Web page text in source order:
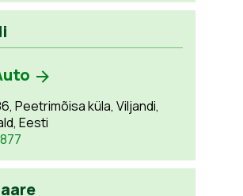
Peetrimõisa küla, Viljandi,
Eesti